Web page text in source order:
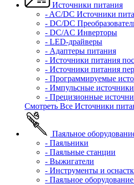
Источники питания
- AC/DC Источники
- DC/DC
- DC/AC Инверторы
- LED-драйверы
- Адаптеры питания
- Источники питания
- Источники питания
- Программируемые
- Импульсные
- Прецизионные
Смотреть Все Источники
Паяльное
- Паяльники
- Паяльные станции
- Выжигатели
- Инструменты и
- Паяльное